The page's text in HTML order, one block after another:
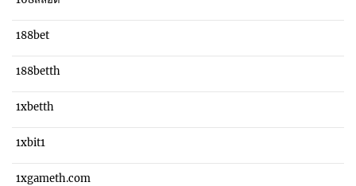
188bet
188betth
1xbetth
1xbit1
1xgameth.com